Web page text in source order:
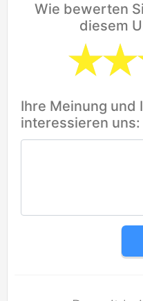
Wie bewerten
diesem
Ihre Meinung und
interessieren uns: